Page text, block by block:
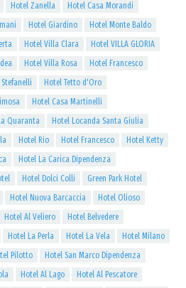
Hotel Zanella
Hotel Casa Morandi
Hotel Giardino
Hotel Monte Baldo
Hotel Villa Clara
Hotel VILLA GLORIA
Hotel Villa Rosa
Hotel Francesco
Hotel Tetto d'Oro
Hotel Casa Martinelli
Quaranta
Hotel Locanda Santa Giulia
Hotel Rio Hotel Francesco
Hotel Ketty
Hotel La Carica Dipendenza
Hotel Dolci Colli
Green Park Hotel
Hotel Nuova Barcaccia
Hotel Olioso
Hotel Al Veliero
Hotel Belvedere
Hotel La Perla Hotel La Vela
Hotel Milano
Pilotto
Hotel San Marco Dipendenza
Hotel Al Lago
Hotel Al Pescatore